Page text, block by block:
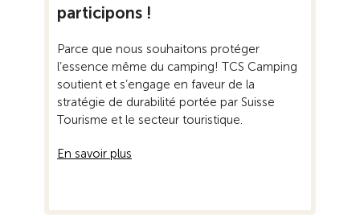
participons !
Parce que nous souhaitons protéger
l’essence même du camping! TCS Camping
soutient et s’engage en faveur de la
stratégie de durabilité portée par Suisse
Tourisme et le secteur touristique.
En savoir plus